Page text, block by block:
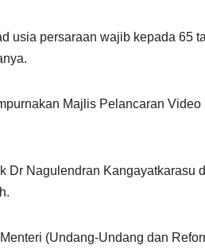
usia persaraan wajib kepada 65
Majlis Pelancaran
Dr Nagulendran Kangayatkarasu
(Undang-Undang dan